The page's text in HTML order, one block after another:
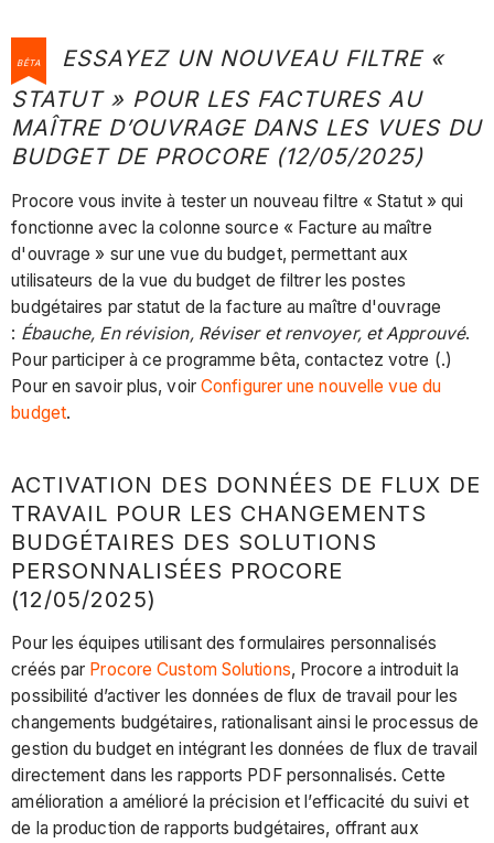
BÊTA
ESSAYEZ UN NOUVEAU FILTRE «
STATUT » POUR LES FACTURES AU
MAÎTRE D’OUVRAGE DANS LES VUES DU
BUDGET DE PROCORE (12/05/2025)
Procore vous invite à tester un nouveau filtre « Statut » qui
fonctionne avec la colonne source « Facture au maître
d'ouvrage » sur une vue du budget, permettant aux
utilisateurs de la vue du budget de filtrer les postes
budgétaires par statut de la facture au maître d'ouvrage
: Ébauche, En révision, Réviser et renvoyer, et Approuvé.
Pour participer à ce programme bêta, contactez votre (.)
Pour en savoir plus, voir Configurer une nouvelle vue du
budget.
ACTIVATION DES DONNÉES DE FLUX DE
TRAVAIL POUR LES CHANGEMENTS
BUDGÉTAIRES DES SOLUTIONS
PERSONNALISÉES PROCORE
(12/05/2025)
Pour les équipes utilisant des formulaires personnalisés
créés par Procore Custom Solutions, Procore a introduit la
possibilité d’activer les données de flux de travail pour les
changements budgétaires, rationalisant ainsi le processus de
gestion du budget en intégrant les données de flux de travail
directement dans les rapports PDF personnalisés. Cette
amélioration a amélioré la précision et l’efficacité du suivi et
de la production de rapports budgétaires, offrant aux